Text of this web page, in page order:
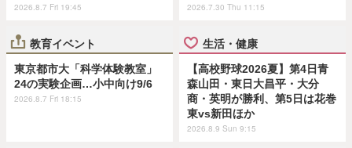
2026.8.7 Fri 19:45 2026.7.30 Thu 11:15
教育イベント
東京都市大「科学体験教室」
24の実験企画…小中向け9/6
2026.8.7 Fri 18:15
生活・健康
【高校野球2026夏】第4日青
森山田・東日大昌平・大分
商・英明が勝利、第5日は花巻
東vs新田ほか
2026.8.9 Sun 9:15